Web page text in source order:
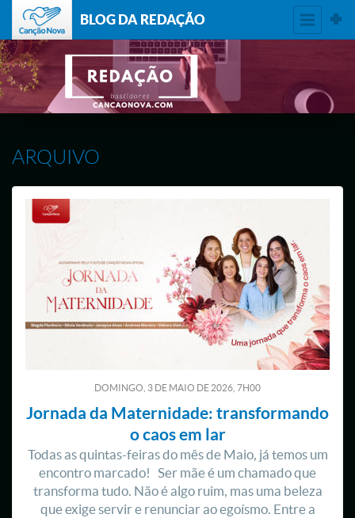
BLOG DA REDAÇÃO
ARQUIVO
DOMINGO, 3 DE MAIO DE 2026, 7H00
Jornada da Maternidade: transformando
o caos em lar
Todas as quintas-feiras do mês de Maio, já temos um
encontro marcado! Ser mãe é um chamado que
transforma tudo. Não é algo ruim, mas uma beleza
que exige servir e renunciar ao egoísmo. Entre a